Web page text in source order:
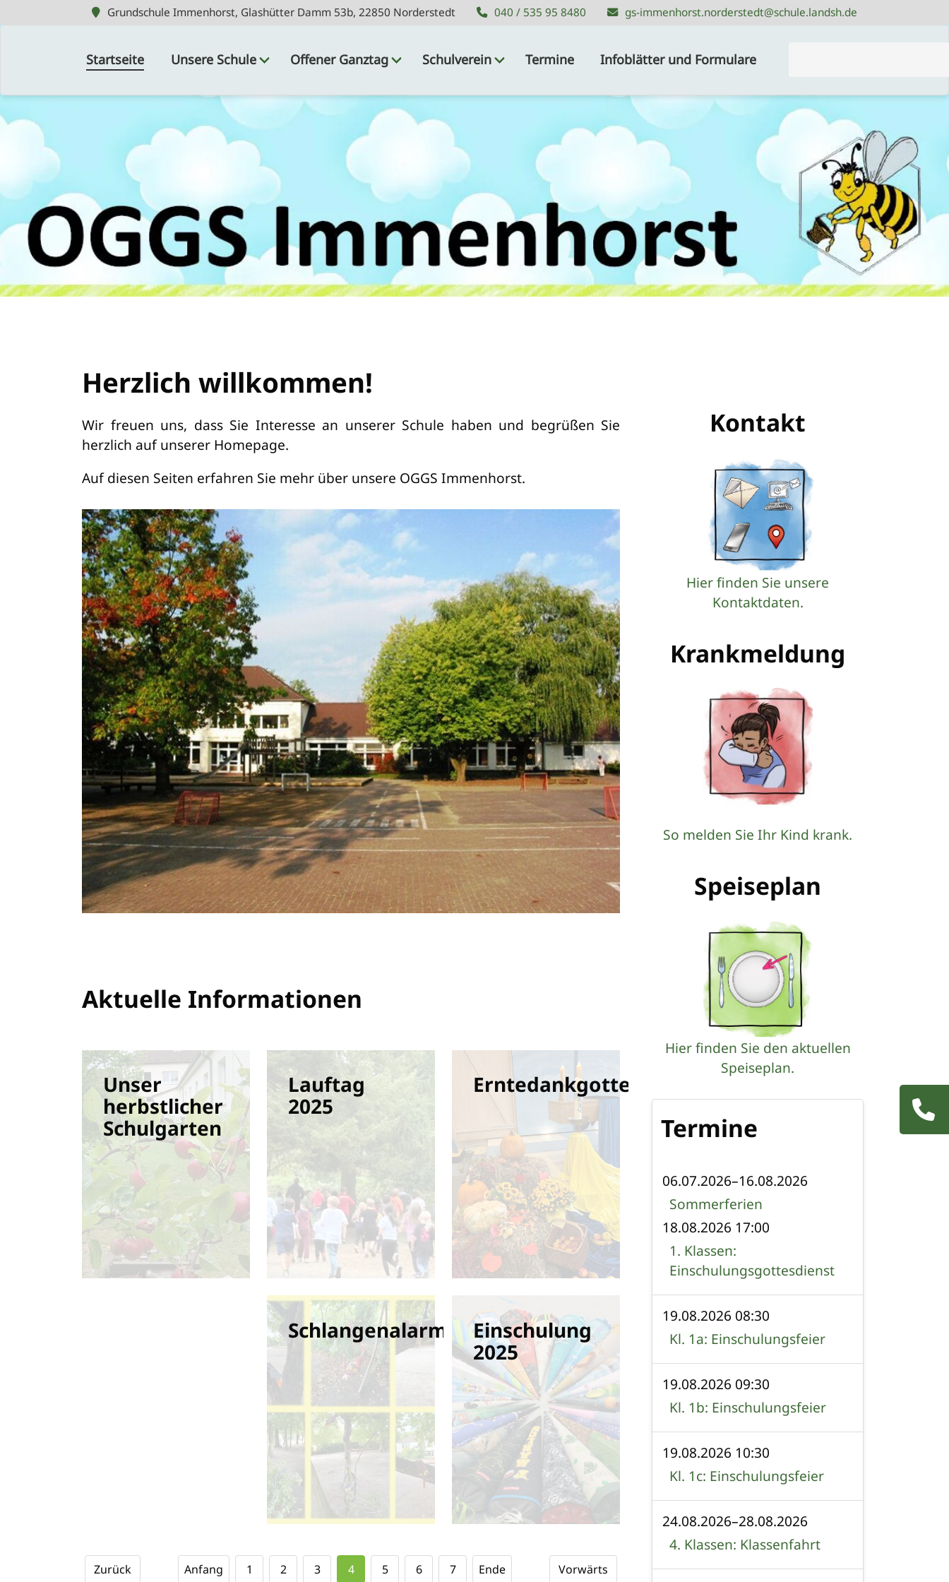
Grundschule Immenhorst, Glashütter Damm 53b, 22850 Norderstedt 040 / 535 95 8480 gs-immenhorst.norderstedt@schule.landsh.de
überspringenStartseite Unsere Schule Offener Ganztag Schulverein Termine Infoblätter und Formulare
Grundschule Immenhorst, Glashütter Damm 53b, 22850 Norderstedt 040 / 535 95 8480 gs-immenhorst.norderstedt@schule.landsh.de
Herzlich willkommen!
Wir freuen uns, dass Sie Interesse an unserer Schule haben und begrüßen Sie
herzlich auf unserer Homepage.
Auf diesen Seiten erfahren Sie mehr über unsere OGGS Immenhorst.
Aktuelle Informationen
Unser
herbstlicher
Schulgarten
Lauftag
2025
Erntedankgottesdienst
Infoabend für
zukünftige
Einschulungskinder
2026/27
Schlangenalarm
Einschulung
2025
Zurück Vorwärts
Anfang 1 2 3 4 5 6 7 Ende
Kontakt
Hier finden Sie unsere
Kontaktdaten.
Krankmeldung
So melden Sie Ihr Kind krank.
Speiseplan
Hier finden Sie den aktuellen
Speiseplan.
Termine
06.07.2026–16.08.2026
Sommerferien
18.08.2026 17:00
1. Klassen:
Einschulungsgottesdienst
19.08.2026 08:30
Kl. 1a: Einschulungsfeier
19.08.2026 09:30
Kl. 1b: Einschulungsfeier
19.08.2026 10:30
Kl. 1c: Einschulungsfeier
24.08.2026–28.08.2026
4. Klassen: Klassenfahrt